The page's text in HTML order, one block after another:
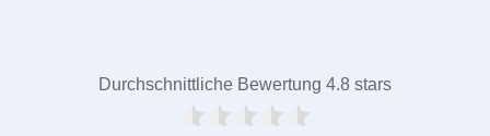
Durchschnittliche Bewertung 4.8 stars